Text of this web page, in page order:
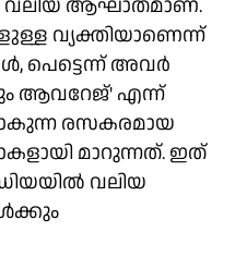
വലിയ ആഘാതമാണ്.
വ്യക്തിയാണെന്ന്
പെട്ടെന്ന് അവർ
ആവറേജ്' എന്ന്
രസകരമായ
മാറുന്നത്. ഇത്
വലിയ